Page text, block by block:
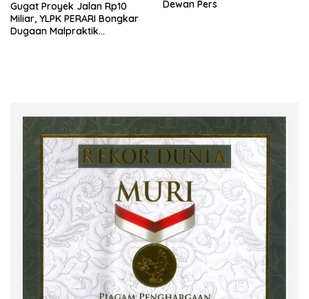
Gugat Proyek Jalan Rp10
Miliar, YLPK PERARI Bongkar
Dugaan Malpraktik
Dewan Pers